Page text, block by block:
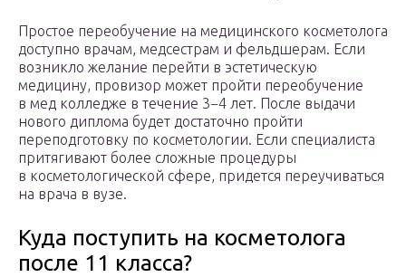
Простое переобучение на медицинского косметолога
доступно врачам, медсестрам и фельдшерам. Если
возникло желание перейти в эстетическую
медицину, провизор может пройти переобучение
в мед колледже в течение 3−4 лет. После выдачи
нового диплома будет достаточно пройти
переподготовку по косметологии. Если специалиста
притягивают более сложные процедуры
в косметологической сфере, придется переучиваться
на врача в вузе.
Куда поступить на косметолога
после 11 класса?